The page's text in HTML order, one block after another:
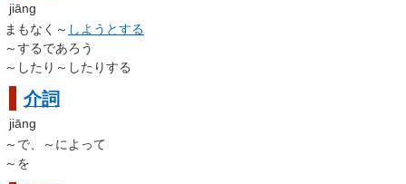
jiāng
まもなく～ しようとする
～するであろう
～したり～したりする
介詞
jiāng
～で、～によって
～を